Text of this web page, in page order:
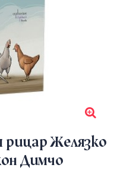
рицар Желязко
Димчо